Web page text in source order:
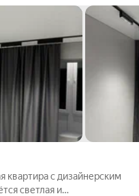
квартира с дизайнерским
светлая и